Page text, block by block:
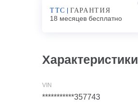
ТТС ГАРАНТИЯ
18 месяцев бесплатно
Характеристики
***********357743